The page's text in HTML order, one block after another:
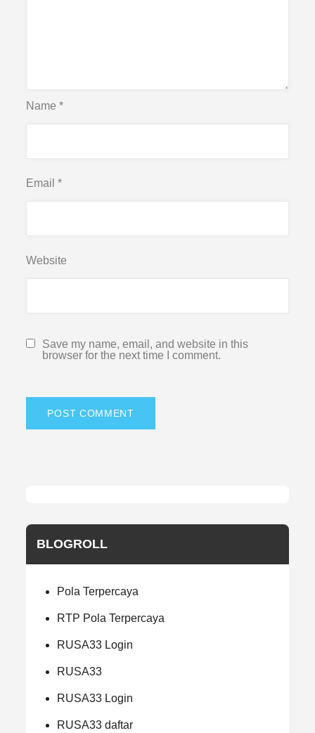
Name*
Email*
Website
Save my name, email, and website in this
browser for the next time I comment.
BLOGROLL
Pola Terpercaya
RTP Pola Terpercaya
RUSA33 Login
RUSA33
RUSA33 Login
RUSA33 daftar